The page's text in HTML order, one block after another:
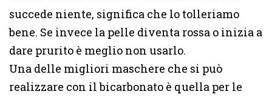
succede niente, significa che lo tolleriamo
bene. Se invece la pelle diventa rossa o inizia a
dare prurito è meglio non usarlo.
Una delle migliori maschere che si può
realizzare con il bicarbonato è quella per le